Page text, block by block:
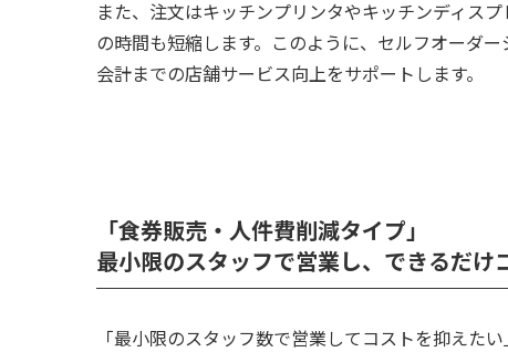
また、注文はキッチンプリンタやキッチンディス
の時間も短縮します。このように、セルフオーダ
会計までの店舗サービス向上をサポートします。
「食券販売・人件費削減タイプ」
最小限のスタッフで営業し、できるだけ
「最小限のスタッフ数で営業してコストを抑えた